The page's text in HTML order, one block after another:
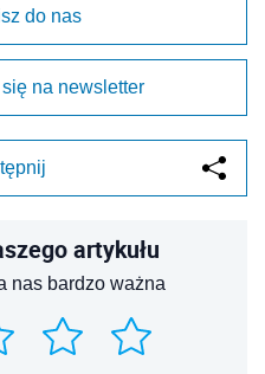
do nas
na newsletter
artykułu
nas bardzo ważna